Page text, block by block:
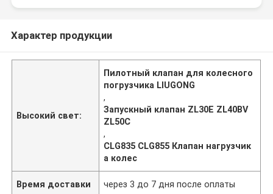
Характер продукции
Высокий свет:
Пилотный клапан для колесного
погрузчика LIUGONG
,
Запускный клапан ZL30E ZL40BV
ZL50C
,
CLG835 CLG855 Клапан нагрузчик
а колес
Время доставки через 3 до 7 дня после оплаты